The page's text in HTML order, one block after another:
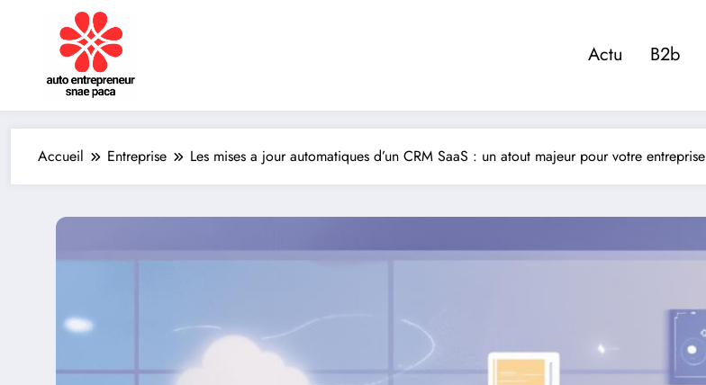
Actu B2b
Accueil Entreprise Les mises a jour automatiques d’un CRM SaaS : un atout majeur pour votre entreprise